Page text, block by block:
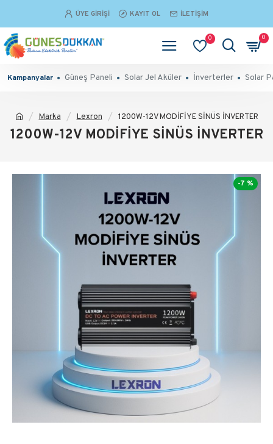
ÜYE GIRIŞI KAYIT OL İLETIŞIM
0 0
Kampanyalar Güneş Paneli Solar Jel Aküler İnverterler Solar
Marka Lexron 1200W-12V MODİFİYE SİNÜS İNVERTER
1200W-12V MODİFİYE SİNÜS İNVERTER
-7 %